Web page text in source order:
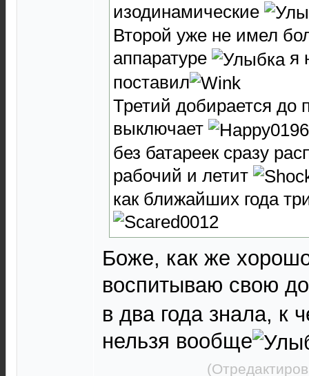
изодинамические
Второй уже не имел
аппаратуре
я
поставил
Третий добирается до
выключает
без батареек сразу
рабочий и летит
как ближайших года
Боже, как же
воспитываю свою
в два года знала, к
нельзя вообще